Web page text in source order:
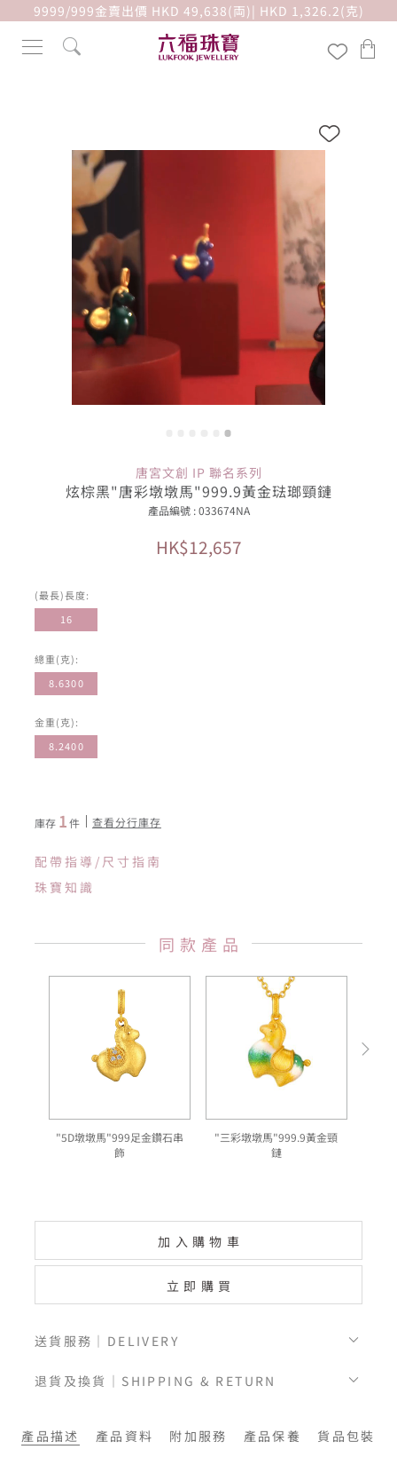
9999/999金賣出價 HKD 49,638(両)| HKD 1,326.2(克)
唐宮文創 IP 聯名系列
炫棕黑"唐彩墩墩馬"999.9黃金琺瑯頸鏈
產品編號 : 033674NA
HK$12,657
(最長)長度:
16
總重(克):
8.6300
金重(克):
8.2400
庫存 1件 查看分行庫存
配帶指導/尺寸指南
珠寶知識
同款產品
"5D墩墩馬"999足金鑽石串
飾
"三彩墩墩馬"999.9黃金頸
鏈
加入購物車
立即購買
送貨服務｜DELIVERY
退貨及換貨｜SHIPPING & RETURN
產品描述 產品資料 附加服務 產品保養 貨品包裝